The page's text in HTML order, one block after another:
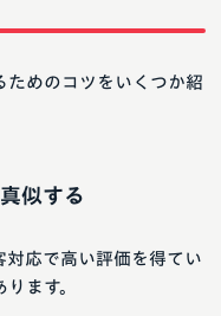
ためのコツをいくつか紹
似する
応で高い評価を得てい
ます。